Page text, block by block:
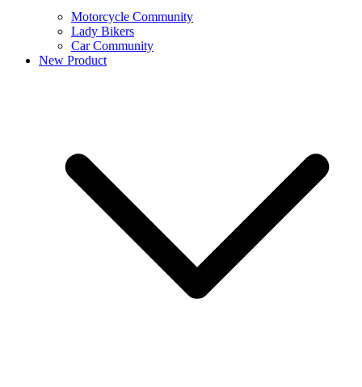
Motorcycle Community
Lady Bikers
Car Community
New Product